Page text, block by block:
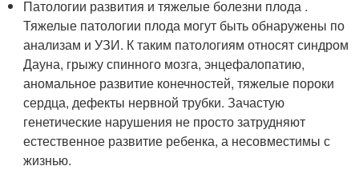
Патологии развития и тяжелые болезни плода .
Тяжелые патологии плода могут быть обнаружены по
анализам и УЗИ. К таким патологиям относят синдром
Дауна, грыжу спинного мозга, энцефалопатию,
аномальное развитие конечностей, тяжелые пороки
сердца, дефекты нервной трубки. Зачастую
генетические нарушения не просто затрудняют
естественное развитие ребенка, а несовместимы с
жизнью.